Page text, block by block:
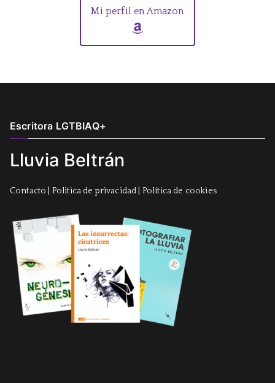
Mi perfil en Amazon
Escritora LGTBIAQ+
Lluvia Beltrán
Contacto Politica de privacidad Política de cookies